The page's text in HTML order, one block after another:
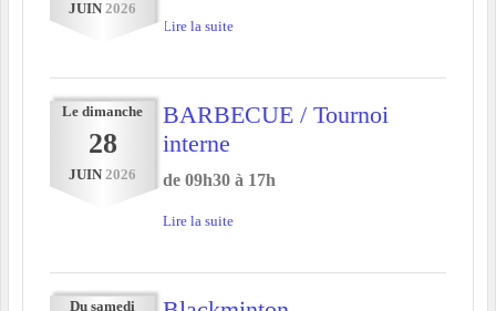
JUIN 2026
Lire la suite
Le dimanche
28
JUIN 2026
BARBECUE / Tournoi
interne
de 09h30 à 17h
Lire la suite
Du samedi